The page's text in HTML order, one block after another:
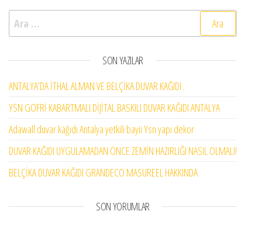
Arama:
SON YAZILAR
ANTALYA’DA İTHAL ALMAN VE BELÇİKA DUVAR KAĞIDI .
YSN GOFRİ KABARTMALI DİJİTAL BASKILI DUVAR KAĞIDI ANTALYA
Adawall duvar kağıdı Antalya yetkili bayii Ysn yapı dekor
DUVAR KAĞIDI UYGULAMADAN ÖNCE ZEMİN HAZIRLIĞI NASIL OLMALI!
BELÇİKA DUVAR KAĞIDI GRANDECO MASUREEL HAKKINDA
SON YORUMLAR